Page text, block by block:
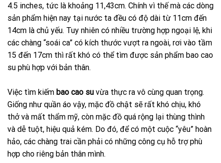
4.5 inches, tức là khoảng 11,43cm. Chính vì thế mà các dòng
sản phẩm hiện nay tại nước ta đều có độ dài từ 11cm đến
14cm là chủ yếu. Tuy nhiên có nhiều trường hợp ngoại lệ, khi
các chàng “soái ca” có kích thước vượt ra ngoài, rơi vào tầm
15 đến 17cm thì rất khó có thể tìm được sản phẩm bao cao
su phù hợp với bản thân.
Việc tìm kiếm bao cao su vừa thực ra vô cùng quan trọng.
Giống như quần áo vậy, mặc đồ chật sẽ rất khó chịu, khó
thở và mất thẩm mỹ, còn mặc đồ quá rộng lại thùng thình
và dễ tuột, hiệu quả kém. Do đó, để có một cuộc “yêu” hoàn
hảo, các chàng trai cần phải có những công cụ hỗ trợ phù
hợp cho riêng bản thân mình.